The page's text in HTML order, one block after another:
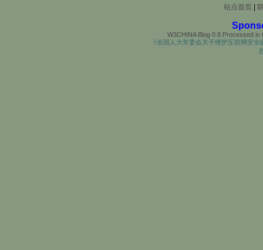
站点首页|
W3CHINA Blog 0.8 Processed
《全国人大常委会关于维护互联网安全